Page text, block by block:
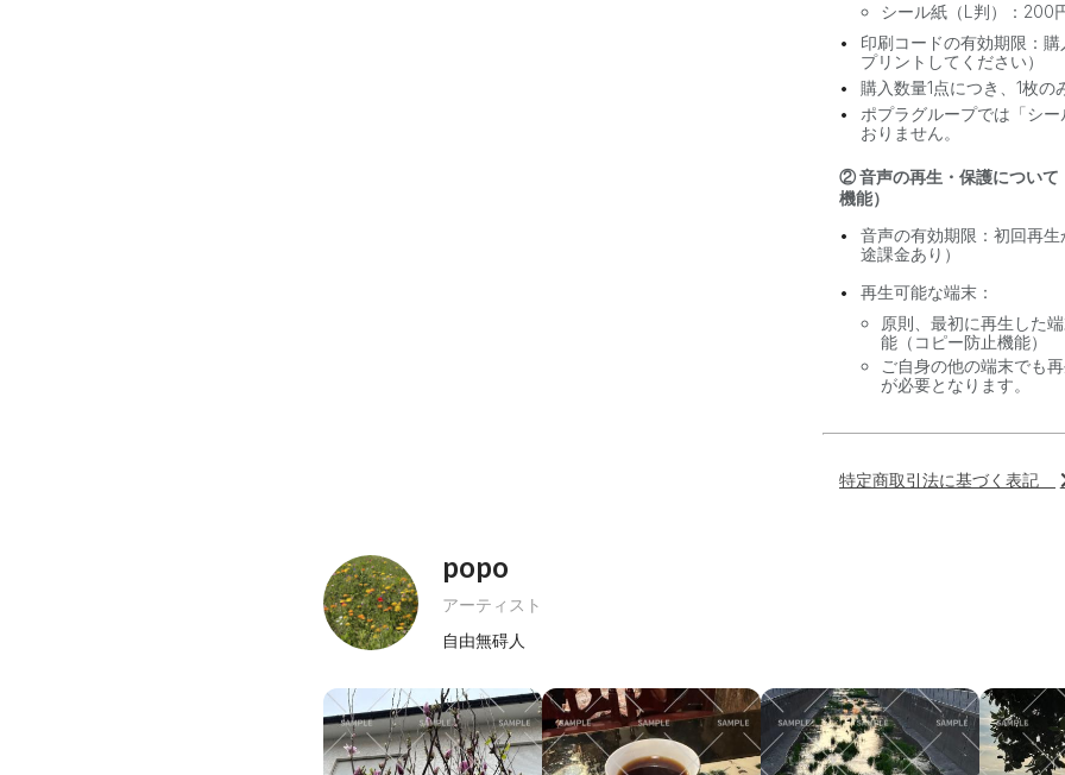
シール紙（L判）：200
印刷コードの有効期限：
プリントしてください）
購入数量1点につき、1枚の
ポプラグループでは「シ
おりません。
② 音声の再生・保護について
機能）
音声の有効期限：初回再
途課金あり）
再生可能な端末：
原則、最初に再生した
能（コピー防止機能）
ご自身の他の端末でも
が必要となります。
特定商取引法に基づく表記
popo
アーティスト
自由無碍人